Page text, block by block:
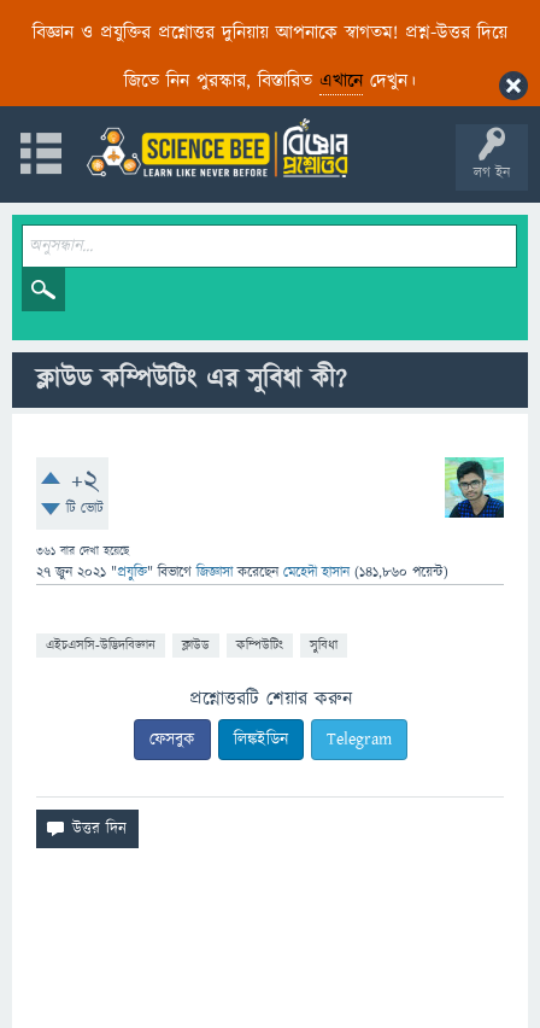
বিজ্ঞান ও প্রযুক্তির প্রশ্নোত্তর দুনিয়ায় আপনাকে স্বাগতম! প্রশ্ন-উত্তর দিয়ে
জিতে নিন পুরস্কার, বিস্তারিত এখানেদেখুন।
লগ ইন
ক্লাউড কম্পিউটিং এর সুবিধা কী?
+2
টি ভোট
361 বার দেখা হয়েছে
27 জুন 2021 "প্রযুক্তি" বিভাগে জিজ্ঞাসাকরেছেনমেহেদী হাসান (141,860 পয়েন্ট)
এইচএসসি-উদ্ভিদবিজ্ঞান ক্লাউড কম্পিউটিং সুবিধা
প্রশ্নোত্তরটি শেয়ার করুন
ফেসবুক লিঙ্কইডিন Telegram